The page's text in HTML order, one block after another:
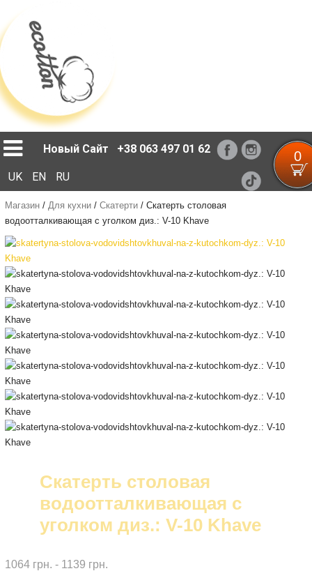
Новый Сайт +38 063 497 01 62 0
UK EN RU
Магазин/ Для кухни/ Скатерти/ Cкатерть столовая
водоотталкивающая с уголком диз.: V-10 Khave
Cкатерть столовая
водоотталкивающая с
уголком диз.: V-10 Khave
1064 грн. - 1139 грн.